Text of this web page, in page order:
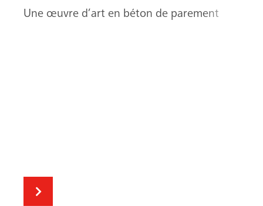
Une œuvre d’art en béton de parement